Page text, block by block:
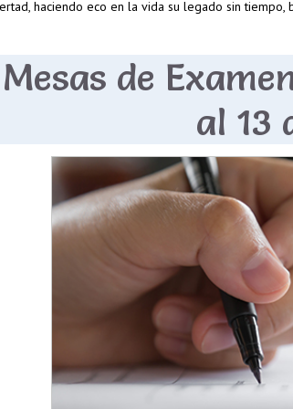
haciendo eco en la vida su legado sin tiempo,
Mesas de
al 13